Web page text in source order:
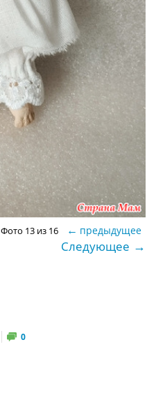
Фото 13 из 16 ← предыдущее
Следующее →
0